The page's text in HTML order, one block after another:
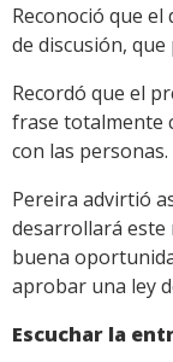
Reconoció que
de discusión,
Recordó que el
frase totalmente
con las
Pereira advirtió
desarrollará este
buena
aprobar una ley
Escuchar la